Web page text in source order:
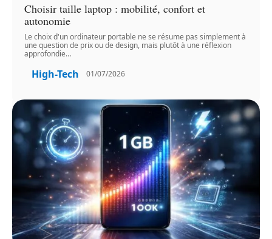
Choisir taille laptop : mobilité, confort et
autonomie
Le choix d'un ordinateur portable ne se résume pas simplement à
une question de prix ou de design, mais plutôt à une réflexion
approfondie…
High-Tech 01/07/2026